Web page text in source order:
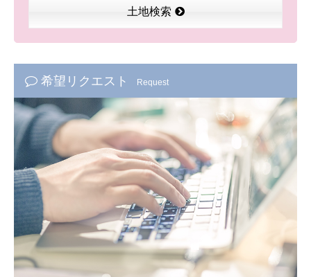
土地検索
希望リクエスト Request